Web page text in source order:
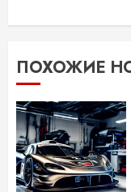
ПОХОЖИЕ